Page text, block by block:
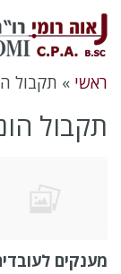
לתוכן
ראשי » תקבול
תקבול
מענקים